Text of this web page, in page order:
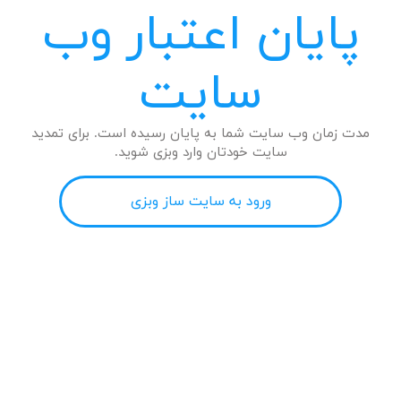
پایان اعتبار وب
سایت
مدت زمان وب سایت شما به پایان رسیده است. برای تمدید
سایت خودتان وارد وبزی شوید.
ورود به سایت ساز وبزی